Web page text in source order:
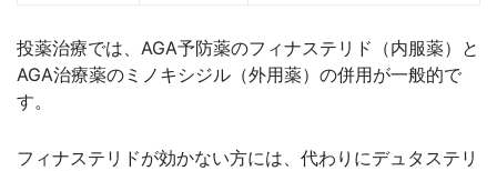
投薬治療では、AGA予防薬のフィナステリド（内服薬）と
AGA治療薬のミノキシジル（外用薬）の併用が一般的で
す。
フィナステリドが効かない方には、代わりにデュタステリ